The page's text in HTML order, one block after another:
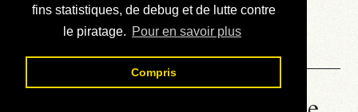
fins statistiques, de debug et de lutte contre
le piratage. Pour en savoir plus
Compris
Téléchargement
Contact